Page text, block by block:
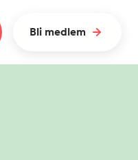
Bli medlem
Stäng meny